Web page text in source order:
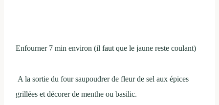
Enfourner 7 min environ (il faut que le jaune reste coulant)
A la sortie du four saupoudrer de fleur de sel aux épices
grillées et décorer de menthe ou basilic.